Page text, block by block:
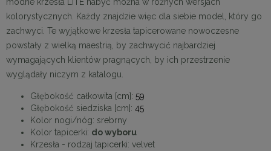
modne krzesła LITE nabyć można w różnych wersjach
kolorystycznych. Każdy znajdzie więc dla siebie model, który go
zachwyci. Te wyjątkowe krzesła tapicerowane nowoczesne
powstały z wielką maestrią, by zachwycić najbardziej
wymagających klientów pragnących, by ich przestrzenie
wyglądały niczym z katalogu.
Głębokość całkowita [cm]: 59
Głębokość siedziska [cm]: 45
Kolor nogi/nóg: srebrny
Kolor tapicerki: do wyboru
Krzesła - rodzaj tapicerki: velvet